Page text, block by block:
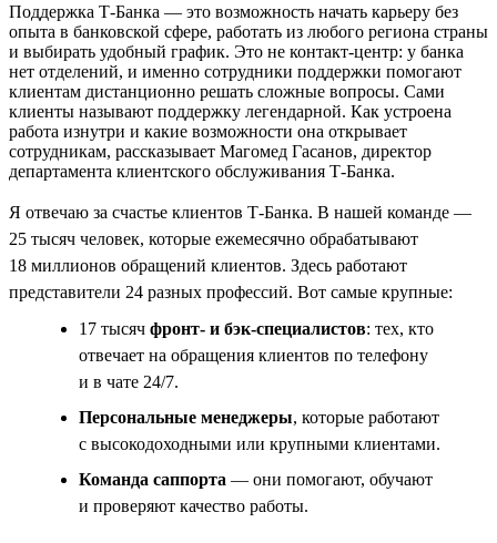
Поддержка Т-Банка — это возможность начать карьеру без
опыта в банковской сфере, работать из любого региона страны
и выбирать удобный график. Это не контакт-центр: у банка
нет отделений, и именно сотрудники поддержки помогают
клиентам дистанционно решать сложные вопросы. Сами
клиенты называют поддержку легендарной. Как устроена
работа изнутри и какие возможности она открывает
сотрудникам, рассказывает Магомед Гасанов, директор
департамента клиентского обслуживания Т-Банка.
Я отвечаю за счастье клиентов Т-Банка. В нашей команде —
25 тысяч человек, которые ежемесячно обрабатывают
18 миллионов обращений клиентов. Здесь работают
представители 24 разных профессий. Вот самые крупные:
17 тысяч фронт- и бэк-специалистов: тех, кто
отвечает на обращения клиентов по телефону
и в чате 24/7.
Персональные менеджеры, которые работают
с высокодоходными или крупными клиентами.
Команда саппорта — они помогают, обучают
и проверяют качество работы.